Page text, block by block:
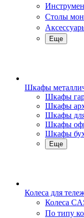
Столы
Еще
Шкафы
Шкафы
Шкафы
Шкафы для
Шкафы
Шкафы
Еще
Колеса для
Колеса
По типу